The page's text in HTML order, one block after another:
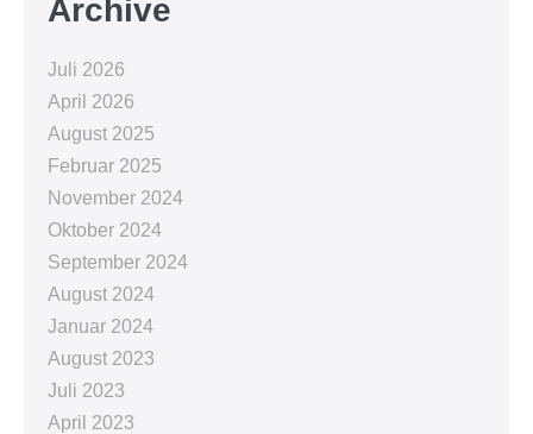
Archive
Juli 2026
April 2026
August 2025
Februar 2025
November 2024
Oktober 2024
September 2024
August 2024
Januar 2024
August 2023
Juli 2023
April 2023